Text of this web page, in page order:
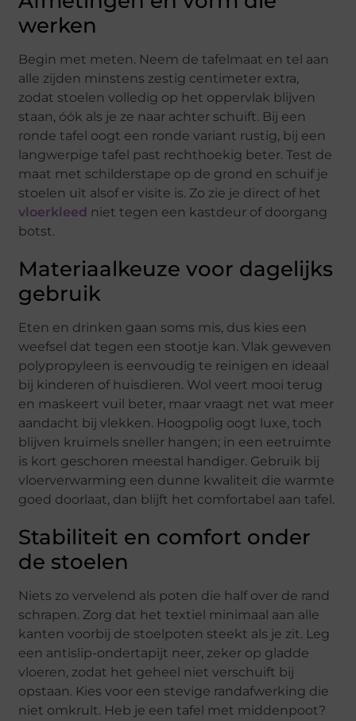
werken
Begin met meten. Neem de tafelmaat en tel aan
alle zijden minstens zestig centimeter extra,
zodat stoelen volledig op het oppervlak blijven
staan, óók als je ze naar achter schuift. Bij een
ronde tafel oogt een ronde variant rustig, bij een
langwerpige tafel past rechthoekig beter. Test de
maat met schilderstape op de grond en schuif je
stoelen uit alsof er visite is. Zo zie je direct of het
vloerkleed niet tegen een kastdeur of doorgang
botst.
Materiaalkeuze voor dagelijks
gebruik
Eten en drinken gaan soms mis, dus kies een
weefsel dat tegen een stootje kan. Vlak geweven
polypropyleen is eenvoudig te reinigen en ideaal
bij kinderen of huisdieren. Wol veert mooi terug
en maskeert vuil beter, maar vraagt net wat meer
aandacht bij vlekken. Hoogpolig oogt luxe, toch
blijven kruimels sneller hangen; in een eetruimte
is kort geschoren meestal handiger. Gebruik bij
vloerverwarming een dunne kwaliteit die warmte
goed doorlaat, dan blijft het comfortabel aan tafel.
Stabiliteit en comfort onder
de stoelen
Niets zo vervelend als poten die half over de rand
schrapen. Zorg dat het textiel minimaal aan alle
kanten voorbij de stoelpoten steekt als je zit. Leg
een antislip-ondertapijt neer, zeker op gladde
vloeren, zodat het geheel niet verschuift bij
opstaan. Kies voor een stevige randafwerking die
niet omkrult. Heb je een tafel met middenpoot?